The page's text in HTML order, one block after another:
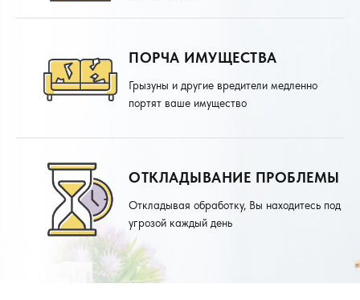
ПОРЧА ИМУЩЕСТВА
Грызуны и другие вредители медленно
портят ваше имущество
ОТКЛАДЫВАНИЕ ПРОБЛЕМЫ
Откладывая обработку, Вы находитесь под
угрозой каждый день